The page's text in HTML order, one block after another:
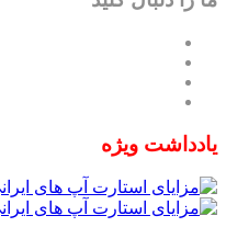
یادداشت ویژه